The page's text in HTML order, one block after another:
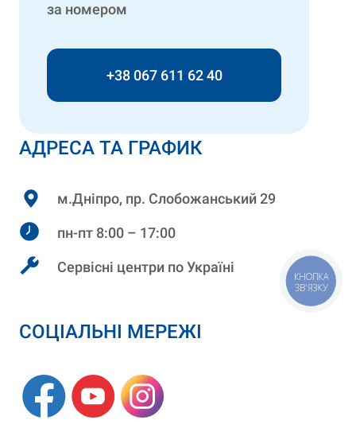
АДРЕСА ТА ГРАФИК
м.Дніпро, пр. Слобожанський 29
пн-пт 8:00 – 17:00
Сервісні центри по Україні
СОЦІАЛЬНІ МЕРЕЖІ
за номером
+38 067 611 62 40
КНОПКА
ЗВ'ЯЗКУ